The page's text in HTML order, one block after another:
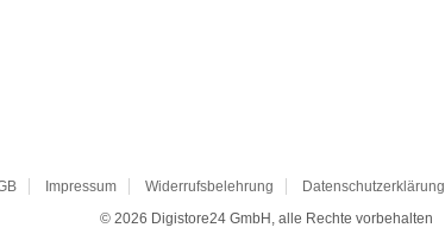
Impressum Widerrufsbelehrung Datenschutzerklärung
© 2026 Digistore24 GmbH, alle Rechte vorbehalten